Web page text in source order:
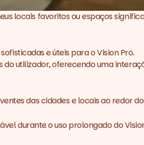
locais favoritos ou espaços
e úteis para o Vision Pro.
utilizador, oferecendo uma
das cidades e locais ao redor
durante o uso prolongado do